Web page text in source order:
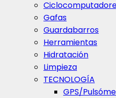
Gafas
Guardabarros
Herramientas
Hidratación
Limpieza
TECNOLOGÍA
GPS/